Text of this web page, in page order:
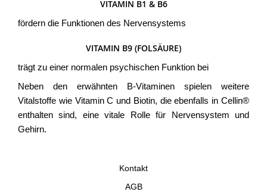
VITAMIN B1 & B6
fördern die Funktionen des Nervensystems
VITAMIN B9 (FOLSÄURE)
trägt zu einer normalen psychischen Funktion bei
Neben den erwähnten B-Vitaminen spielen weitere
Vitalstoffe wie Vitamin C und Biotin, die ebenfalls in Cellin®
enthalten sind, eine vitale Rolle für Nervensystem und
Gehirn.
Kontakt
AGB